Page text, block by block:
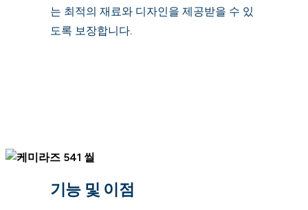
는 최적의 재료와 디자인을 제공받을 수 있
도록 보장합니다.
기능 및 이점